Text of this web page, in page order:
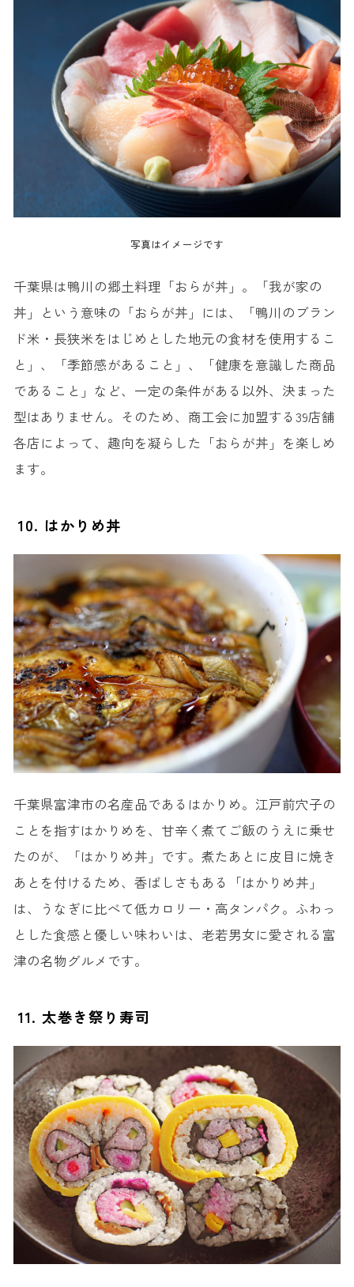
写真はイメージです
千葉県は鴨川の郷土料理「おらが丼」。「我が家の
丼」という意味の「おらが丼」には、「鴨川のブラン
ド米・長狭米をはじめとした地元の食材を使用するこ
と」、「季節感があること」、「健康を意識した商品
であること」など、一定の条件がある以外、決まった
型はありません。そのため、商工会に加盟する39店舗
各店によって、趣向を凝らした「おらが丼」を楽しめ
ます。
10. はかりめ丼
千葉県富津市の名産品であるはかりめ。江戸前穴子の
ことを指すはかりめを、甘辛く煮てご飯のうえに乗せ
たのが、「はかりめ丼」です。煮たあとに皮目に焼き
あとを付けるため、香ばしさもある「はかりめ丼」
は、うなぎに比べて低カロリー・高タンパク。ふわっ
とした食感と優しい味わいは、老若男女に愛される富
津の名物グルメです。
11. 太巻き祭り寿司